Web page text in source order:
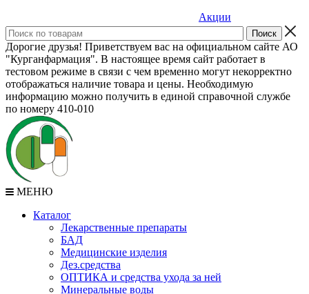
Акции
Дорогие друзья! Приветствуем вас на официальном сайте АО
"Курганфармация". В настоящее время сайт работает в
тестовом режиме в связи с чем временно могут некорректно
отображаться наличие товара и цены. Необходимую
информацию можно получить в единой справочной службе
по номеру 410-010
МЕНЮ
Каталог
Лекарственные препараты
БАД
Медицинские изделия
Дез.средства
ОПТИКА и средства ухода за ней
Минеральные воды